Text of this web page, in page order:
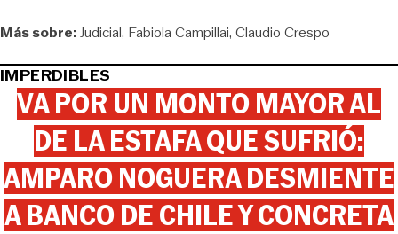
Más sobre:Judicial Fabiola Campillai Claudio Crespo
IMPERDIBLES
VA POR UN MONTO MAYOR AL
DE LA ESTAFA QUE SUFRIÓ:
AMPARO NOGUERA DESMIENTE
A BANCO DE CHILE Y CONCRETA